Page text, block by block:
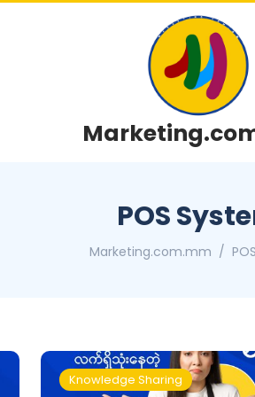
POS
Marketing.com.mm
Knowledge Sharing